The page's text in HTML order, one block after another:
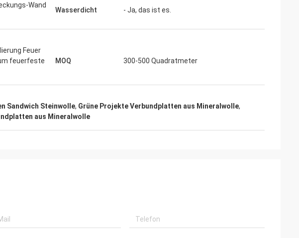
„wir empfingen es 8 Tagen und alles
mit Ihnen“
Wand
Wasserdicht - Ja, das ist es.
Feuer
feuerfeste
MOQ 300-500 Quadratmeter
Sandwich Steinwolle, Grüne Projekte Verbundplatten aus Mineralwolle,
aus Mineralwolle